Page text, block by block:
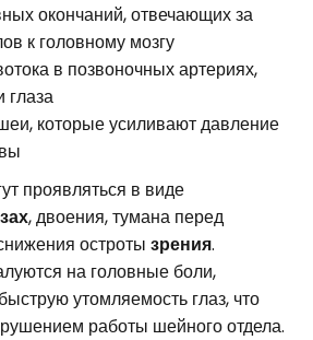
окончаний, отвечающих за
к головному мозгу
в позвоночных артериях,
глаза
которые усиливают давление
проявляться в виде
, двоения, тумана перед
остроты зрения.
на головные боли,
утомляемость глаз, что
работы шейного отдела.